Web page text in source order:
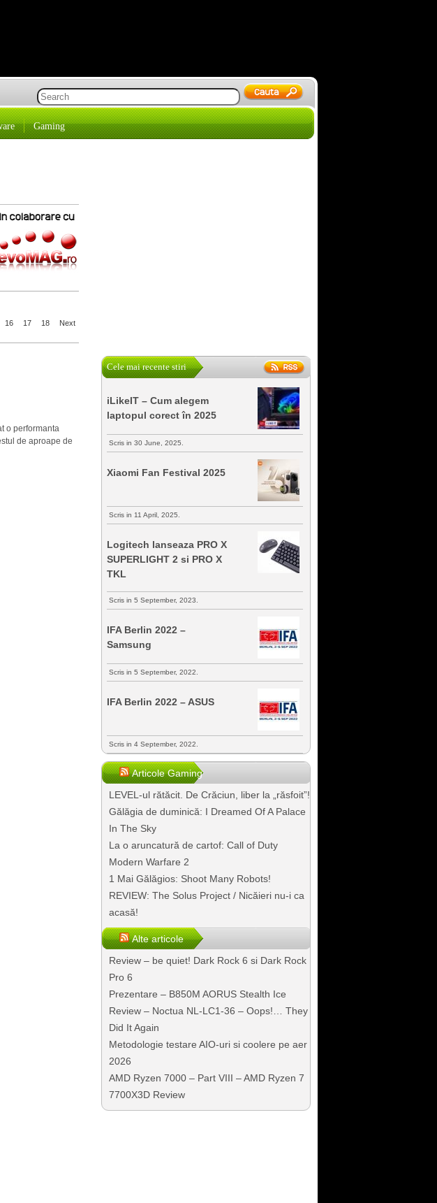
Gaming
16 17 18 Next
o performanta
de aproape de
Cele mai recente stiri
iLikeIT – Cum alegem
laptopul corect în 2025
Scris in 30 June, 2025.
Xiaomi Fan Festival 2025
Scris in 11 April, 2025.
Logitech lanseaza PRO X
SUPERLIGHT 2 si PRO X
TKL
Scris in 5 September, 2023.
IFA Berlin 2022 –
Samsung
Scris in 5 September, 2022.
IFA Berlin 2022 – ASUS
Scris in 4 September, 2022.
Articole Gaming
LEVEL-ul rătăcit. De Crăciun, liber la „răsfoit”!
Gălăgia de duminică: I Dreamed Of A Palace
In The Sky
La o aruncatură de cartof: Call of Duty
Modern Warfare 2
1 Mai Gălăgios: Shoot Many Robots!
REVIEW: The Solus Project / Nicăieri nu-i ca
acasă!
Alte articole
Review – be quiet! Dark Rock 6 si Dark Rock
Pro 6
Prezentare – B850M AORUS Stealth Ice
Review – Noctua NL-LC1-36 – Oops!… They
Did It Again
Metodologie testare AIO-uri si coolere pe aer
2026
AMD Ryzen 7000 – Part VIII – AMD Ryzen 7
7700X3D Review